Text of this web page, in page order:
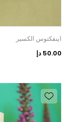
اينفكتوس الكسير
50.00 دإ